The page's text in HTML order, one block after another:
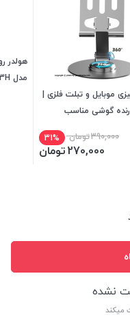
موبایل و تبلت فلزی |
گوشی مناسب
تماشای فیلم، کافه و هدیه
390,000تومان 31%
270,000تومان
مدل ZM-0113H
نشده
میکند